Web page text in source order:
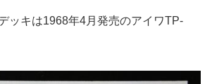
ッキは1968年4月発売のアイワTP-